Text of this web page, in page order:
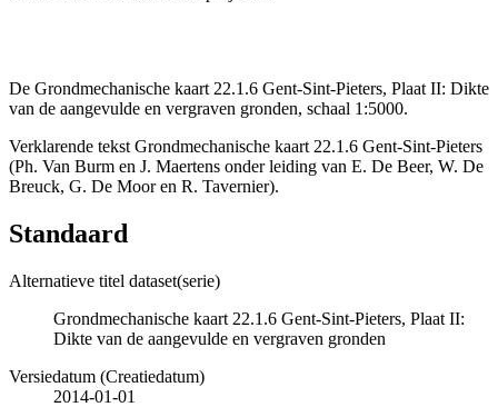
De Grondmechanische kaart 22.1.6 Gent-Sint-Pieters, Plaat II: Dikte
van de aangevulde en vergraven gronden, schaal 1:5000.
Verklarende tekst Grondmechanische kaart 22.1.6 Gent-Sint-Pieters
(Ph. Van Burm en J. Maertens onder leiding van E. De Beer, W. De
Breuck, G. De Moor en R. Tavernier).
Standaard
Alternatieve titel dataset(serie)
Grondmechanische kaart 22.1.6 Gent-Sint-Pieters, Plaat II:
Dikte van de aangevulde en vergraven gronden
Versiedatum (Creatiedatum)
2014-01-01